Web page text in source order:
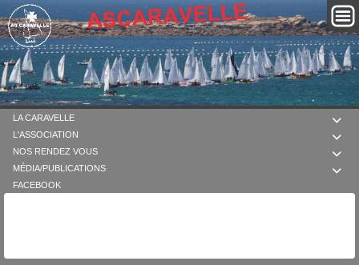

LA CARAVELLE

L'ASSOCIATION

NOS RENDEZ VOUS

MÉDIA/PUBLICATIONS
FACEBOOK